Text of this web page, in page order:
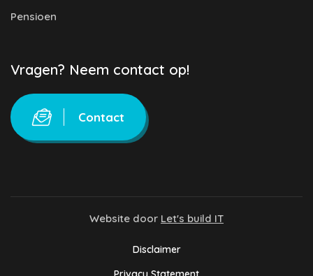
Pensioen
Vragen? Neem contact op!
Contact
Website door Let's build IT
Disclaimer